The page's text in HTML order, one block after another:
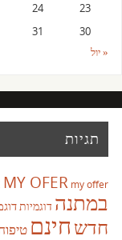
23
24
30
31
« יול
תגיות
MY OFER my offer
במתנה דוגמיות
חדשחינם